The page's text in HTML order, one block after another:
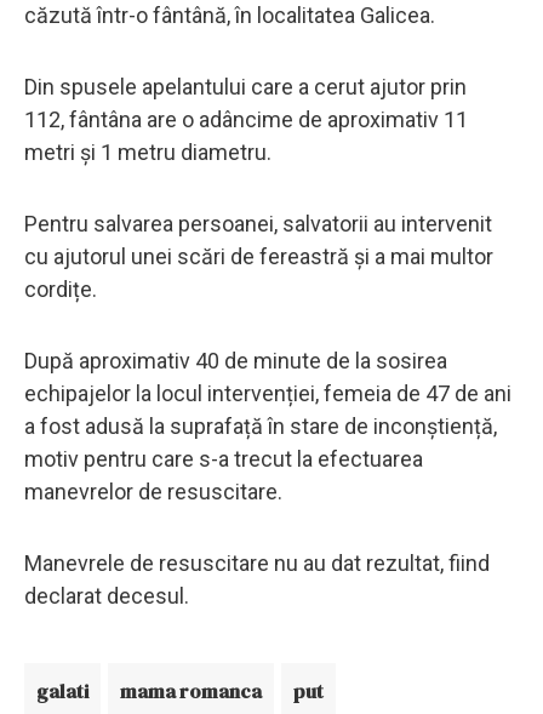
căzută într-o fântână, în localitatea Galicea.
Din spusele apelantului care a cerut ajutor prin
112, fântâna are o adâncime de aproximativ 11
metri și 1 metru diametru.
Pentru salvarea persoanei, salvatorii au intervenit
cu ajutorul unei scări de fereastră și a mai multor
cordițe.
După aproximativ 40 de minute de la sosirea
echipajelor la locul intervenției, femeia de 47 de ani
a fost adusă la suprafață în stare de inconștiență,
motiv pentru care s-a trecut la efectuarea
manevrelor de resuscitare.
Manevrele de resuscitare nu au dat rezultat, fiind
declarat decesul.
galati mama romanca put